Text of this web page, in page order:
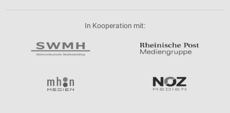
In Kooperation mit: